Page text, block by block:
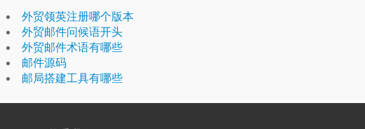
外贸领英注册哪个版本
外贸邮件问候语开头
外贸邮件术语有哪些
邮件源码
邮局搭建工具有哪些